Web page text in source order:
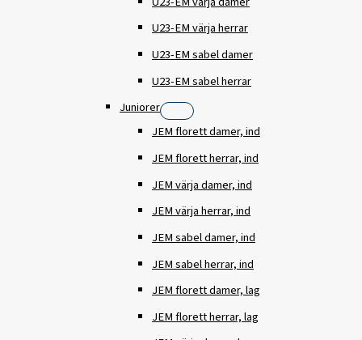
U23-EM värja herrar
U23-EM sabel damer
U23-EM sabel herrar
Juniorer
JEM florett damer, ind
JEM florett herrar, ind
JEM värja damer, ind
JEM värja herrar, ind
JEM sabel damer, ind
JEM sabel herrar, ind
JEM florett damer, lag
JEM florett herrar, lag